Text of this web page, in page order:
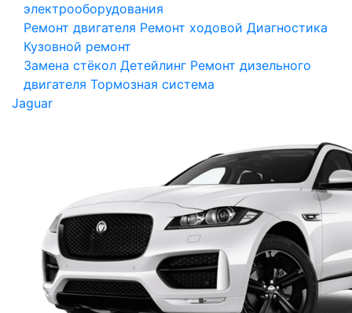
электрооборудования
Ремонт двигателя Ремонт ходовой Диагностика
Кузовной ремонт
Замена стёкол Детейлинг Ремонт дизельного
двигателя Тормозная система
Jaguar